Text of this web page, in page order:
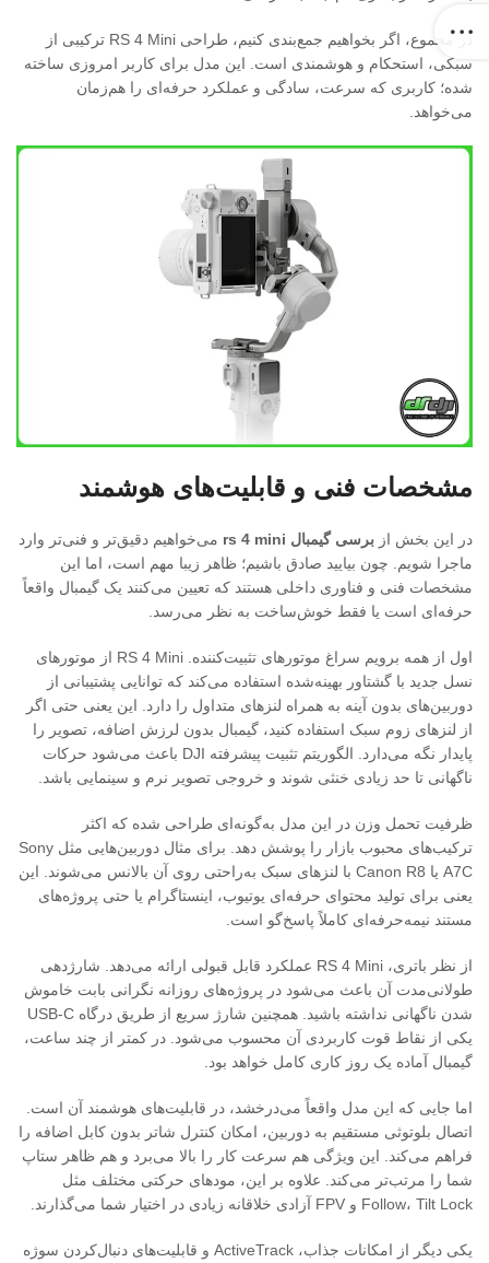
در مجموع، اگر بخواهیم جمع‌بندی کنیم، طراحی RS 4 Mini ترکیبی از
سبکی، استحکام و هوشمندی است. این مدل برای کاربر امروزی ساخته
شده؛ کاربری که سرعت، سادگی و عملکرد حرفه‌ای را هم‌زمان
می‌خواهد.
مشخصات فنی و قابلیت‌های هوشمند
در این بخش از برسی گیمبال rs 4 mini
می‌خواهیم دقیق‌تر و فنی‌تر وارد
ماجرا شویم. چون بیایید صادق باشیم؛ ظاهر زیبا مهم است، اما این
مشخصات فنی و فناوری داخلی هستند که تعیین می‌کنند یک گیمبال واقعاً
حرفه‌ای است یا فقط خوش‌ساخت به نظر می‌رسد.
اول از همه برویم سراغ موتورهای تثبیت‌کننده. RS 4 Mini از موتورهای
نسل جدید با گشتاور بهینه‌شده استفاده می‌کند که توانایی پشتیبانی از
دوربین‌های بدون آینه به همراه لنزهای متداول را دارد. این یعنی حتی اگر
از لنزهای زوم سبک استفاده کنید، گیمبال بدون لرزش اضافه، تصویر را
پایدار نگه می‌دارد. الگوریتم تثبیت پیشرفته DJI باعث می‌شود حرکات
ناگهانی تا حد زیادی خنثی شوند و خروجی تصویر نرم و سینمایی باشد.
ظرفیت تحمل وزن در این مدل به‌گونه‌ای طراحی شده که اکثر
ترکیب‌های محبوب بازار را پوشش دهد. برای مثال دوربین‌هایی مثل Sony
A7C یا Canon R8 با لنزهای سبک به‌راحتی روی آن بالانس می‌شوند. این
یعنی برای تولید محتوای حرفه‌ای یوتیوب، اینستاگرام یا حتی پروژه‌های
مستند نیمه‌حرفه‌ای کاملاً پاسخ‌گو است.
از نظر باتری، RS 4 Mini عملکرد قابل قبولی ارائه می‌دهد. شارژدهی
طولانی‌مدت آن باعث می‌شود در پروژه‌های روزانه نگرانی بابت خاموش
شدن ناگهانی نداشته باشید. همچنین شارژ سریع از طریق درگاه USB-C
یکی از نقاط قوت کاربردی آن محسوب می‌شود. در کمتر از چند ساعت،
گیمبال آماده یک روز کاری کامل خواهد بود.
اما جایی که این مدل واقعاً می‌درخشد، در قابلیت‌های هوشمند آن است.
اتصال بلوتوثی مستقیم به دوربین، امکان کنترل شاتر بدون کابل اضافه را
فراهم می‌کند. این ویژگی هم سرعت کار را بالا می‌برد و هم ظاهر ستاپ
شما را مرتب‌تر می‌کند. علاوه بر این، مودهای حرکتی مختلف مثل
Follow، Tilt Lock و FPV آزادی خلاقانه زیادی در اختیار شما می‌گذارند.
یکی دیگر از امکانات جذاب، ActiveTrack و قابلیت‌های دنبال‌کردن سوژه